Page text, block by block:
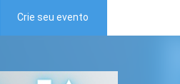
Crie seu evento